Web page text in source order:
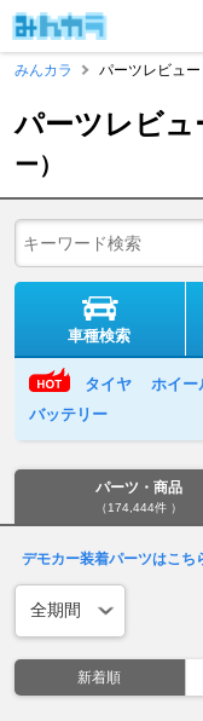
みんカラ
パーツレビュー
パーツレビュ
ー）
車種検索
タイヤ ホイー
バッテリー
パーツ・商品
（174,444件 ）
デモカー装着パーツはこち
新着順